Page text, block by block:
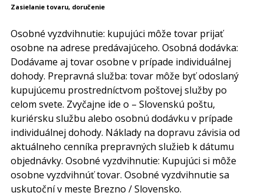
Zasielanie tovaru, doručenie
Osobné vyzdvihnutie: kupujúci môže tovar prijať
osobne na adrese predávajúceho. Osobná dodávka:
Dodávame aj tovar osobne v prípade individuálnej
dohody. Prepravná služba: tovar môže byť odoslaný
kupujúcemu prostredníctvom poštovej služby po
celom svete. Zvyčajne ide o – Slovenskú poštu,
kuriérsku službu alebo osobnú dodávku v prípade
individuálnej dohody. Náklady na dopravu závisia od
aktuálneho cenníka prepravných služieb k dátumu
objednávky. Osobné vyzdvihnutie: Kupujúci si môže
osobne vyzdvihnúť tovar. Osobné vyzdvihnutie sa
uskutoční v meste Brezno / Slovensko.